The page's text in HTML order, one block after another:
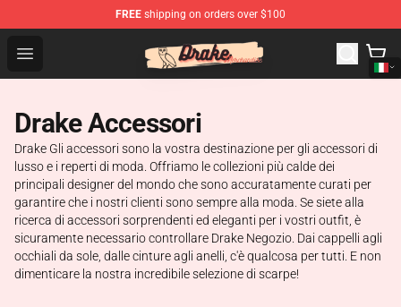
FREE shipping on orders over $100
Open menu
Drake Shop - Official Drake Merchandise Store
Drake Accessori
Drake Gli accessori sono la vostra destinazione per gli accessori di
lusso e i reperti di moda. Offriamo le collezioni più calde dei
principali designer del mondo che sono accuratamente curati per
garantire che i nostri clienti sono sempre alla moda. Se siete alla
ricerca di accessori sorprendenti ed eleganti per i vostri outfit, è
sicuramente necessario controllare Drake Negozio. Dai cappelli agli
occhiali da sole, dalle cinture agli anelli, c'è qualcosa per tutti. E non
dimenticare la nostra incredibile selezione di scarpe!